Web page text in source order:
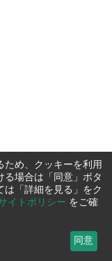
ため、クッキーを利用
る場合は「同意」ボタ
は「詳細を見る」をク
イトポリシー をご確
同意